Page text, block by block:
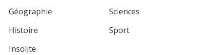
Géographie
Histoire
Insolite
Sciences
Sport